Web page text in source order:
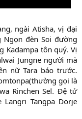
ngài Atisha, vị đại
đèn Soi đường
Kadampa tôn quý. Vị
Jungne người mà
nữ Tara báo trước.
gọi là
Rinchen Sel. Đệ tử
Langri Tangpa Dorje